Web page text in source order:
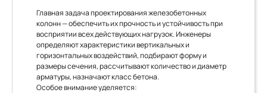
Главная задача проектирования железобетонных
колонн — обеспечить их прочность и устойчивость при
восприятии всех действующих нагрузок. Инженеры
определяют характеристики вертикальных и
горизонтальных воздействий, подбирают форму и
размеры сечения, рассчитывают количество и диаметр
арматуры, назначают класс бетона.
Особое внимание уделяется: